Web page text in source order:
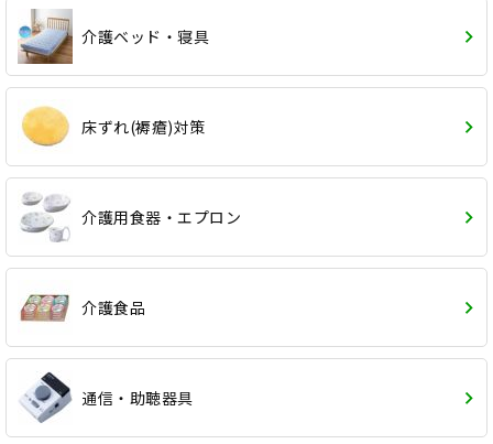
介護ベッド・寝具
床ずれ(褥瘡)対策
介護用食器・エプロン
介護食品
通信・助聴器具